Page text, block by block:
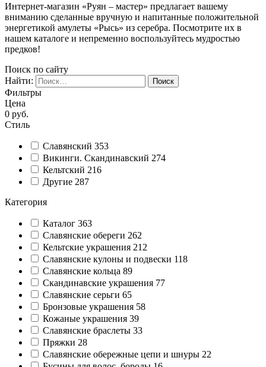
Интернет-магазин «Руян – мастер» предлагает вашему
вниманию сделанные вручную и напитанные положительной
энергетикой амулеты «Рысь» из серебра. Посмотрите их в
нашем каталоге и непременно воспользуйтесь мудростью
предков!
Поиск по сайту
Найти:
Фильтры
Цена
0 руб.
Стиль
Славянский 353
Викинги. Скандинавский 274
Кельтский 216
Другие 287
Категория
Каталог 363
Славянские обереги 262
Кельтские украшения 212
Славянские кулоны и подвески 118
Славянские кольца 89
Cкандинавские украшения 77
Славянские серьги 65
Бронзовые украшения 58
Кожаные украшения 39
Славянские браслеты 33
Пряжки 28
Славянские обережные цепи и шнуры 22